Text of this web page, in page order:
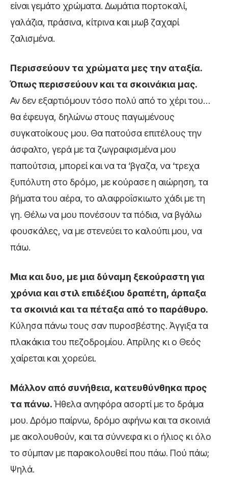
είναι γεμάτο χρώματα. Δωμάτια πορτοκαλί,
γαλάζια, πράσινα, κίτρινα και μωβ ζαχαρί
ζαλισμένα.
Περισσεύουν τα χρώματα μες την αταξία.
Όπως περισσεύουν και τα σκοινάκια μας.
Αν δεν εξαρτιόμουν τόσο πολύ από το χέρι του…
θα έφευγα, δηλώνω στους παγωμένους
συγκατοίκους μου. Θα πατούσα επιτέλους την
άσφαλτο, γερά με τα ζωγραφισμένα μου
παπούτσια, μπορεί και να τα ‘βγαζα, να ‘τρεχα
ξυπόλυτη στο δρόμο, με κούρασε η αιώρηση, τα
βήματα του αέρα, το αλαφροΐσκιωτο χάδι με τη
γη. Θέλω να μου πονέσουν τα πόδια, να βγάλω
φουσκάλες, να με στενεύει το καλούπι μου, να
πάω.
Μια και δυο, με μια δύναμη ξεκούραστη για
χρόνια και στιλ επιδέξιου δραπέτη, άρπαξα
τα σκοινιά και τα πέταξα από το παράθυρο.
Κύλησα πάνω τους σαν πυροσβέστης. Άγγιξα τα
πλακάκια του πεζοδρομίου. Απρίλης κι ο Θεός
χαίρεται και χορεύει.
Μάλλον από συνήθεια, κατευθύνθηκα προς
τα πάνω.Ήθελα ανηφόρα ασορτί με το δράμα
μου. Δρόμο παίρνω, δρόμο αφήνω και τα σκοινιά
με ακολουθούν, και τα σύννεφα κι ο ήλιος κι όλο
το σύμπαν με παρακολουθεί που πάω. Πού πάω;
Ψηλά.